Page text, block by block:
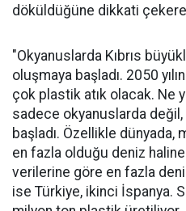
döküldüğüne dikkati
"Okyanuslarda Kıbrıs
oluşmaya başladı. 2050
çok plastik atık olacak. Ne
sadece okyanuslarda değil,
başladı. Özellikle
en fazla olduğu deniz
verilerine göre en fazla
ise Türkiye, ikinci İspanya.